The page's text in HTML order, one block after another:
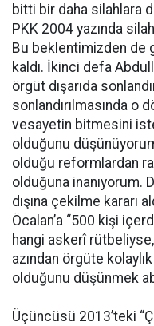
bitti bir daha silahlara
PKK 2004 yazında
Bu beklentimizden de
kaldı. İkinci defa
örgüt dışarıda
sonlandırılmasında o
vesayetin bitmesini
olduğunu
olduğu reformlardan
olduğuna inanıyorum.
dışına çekilme kararı
Öcalan’a “500 kişi
hangi askerî rütbeliyse,
azından örgüte
olduğunu düşünmek
Üçüncüsü 2013’teki